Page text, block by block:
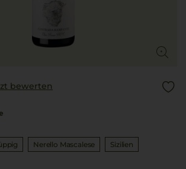
bewerten
Nerello Mascalese Sizilien